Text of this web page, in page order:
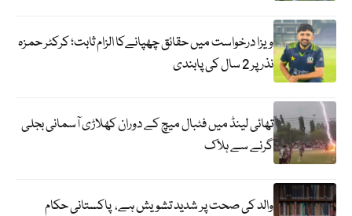
ویزا درخواست میں حقائق چھپانےکا الزام ثابت؛ کرکٹر حمزہ
نذر پر 2 سال کی پابندی
تھائی لینڈ میں فٹبال میچ کے دوران کھلاڑی آسمانی بجلی
گرنے سے ہلاک
والد کی صحت پر شدید تشویش ہے، پاکستانی حکام